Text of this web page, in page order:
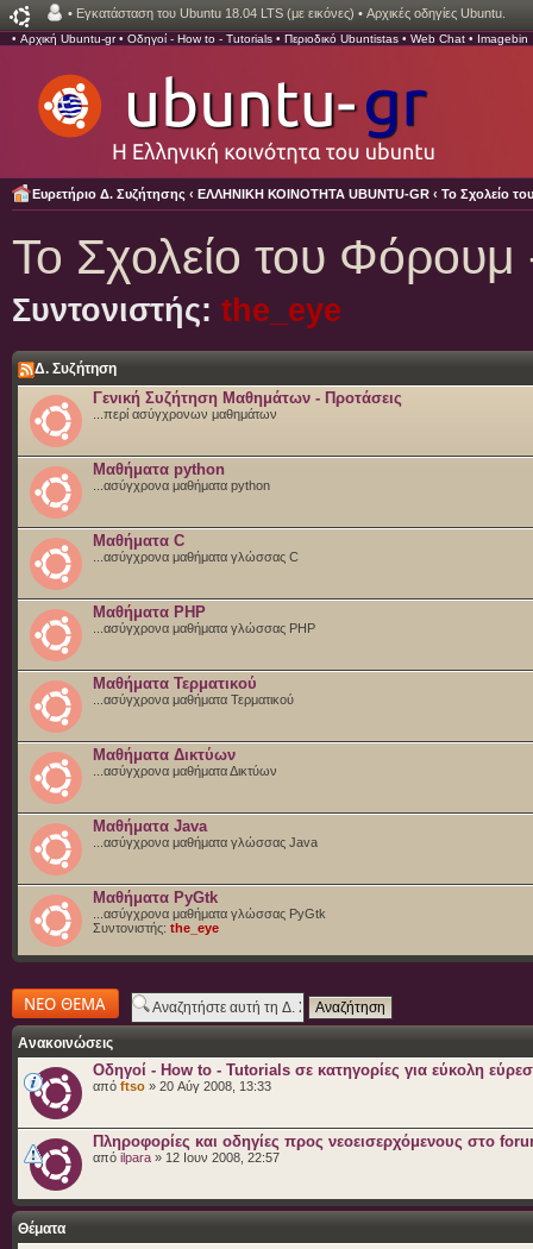
• Εγκατάσταση του Ubuntu 18.04 LTS (με εικόνες) • Αρχικές οδηγίες Ubuntu.
• Αρχική Ubuntu-gr• Οδηγοί - How to - Tutorials • Περιοδικό Ubuntistas • Web Chat • Imagebin
Ευρετήριο Δ. Συζήτησης ‹ ΕΛΛΗΝΙΚΗ ΚΟΙΝΟΤΗΤΑ UBUNTU-GR ‹ Το Σχολείο
Το Σχολείο του
Συντονιστής: the_eye
Δ. Συζήτηση
Γενική Συζήτηση Μαθημάτων - Προτάσεις
...περί ασύγχρονων μαθημάτων
Μαθήματα python
...ασύγχρονα μαθήματα python
Μαθήματα C
...ασύγχρονα μαθήματα γλώσσας C
Μαθήματα PHP
...ασύγχρονα μαθήματα γλώσσας PHP
Μαθήματα Τερματικού
...ασύγχρονα μαθήματα Τερματικού
Μαθήματα Δικτύων
...ασύγχρονα μαθήματα Δικτύων
Μαθήματα Java
...ασύγχρονα μαθήματα γλώσσας Java
Μαθήματα PyGtk
...ασύγχρονα μαθήματα γλώσσας PyGtk
Συντονιστής: the_eye
Δημιουργία νέου
θέματος
Ανακοινώσεις
Οδηγοί - How to - Tutorials σε κατηγορίες για εύκολη
από ftso » 20 Αύγ 2008, 13:33
Πληροφορίες και οδηγίες προς νεοεισερχόμενους στο
από ilpara » 12 Ιουν 2008, 22:57
Θέματα